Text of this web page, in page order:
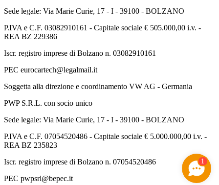
Sede legale: Via Marie Curie, 17 - I - 39100 - BOLZANO
P.IVA e C.F. 03082910161 - Capitale sociale € 505.000,00 i.v. -
REA BZ 229386
Iscr. registro imprese di Bolzano n. 03082910161
PEC eurocartech@legalmail.it
Soggetta alla direzione e coordinamento VW AG - Germania
PWP S.R.L. con socio unico
Sede legale: Via Marie Curie, 17 - I - 39100 - BOLZANO
P.IVA e C.F. 07054520486 - Capitale sociale € 5.000.000,00 i.v. -
REA BZ 235823
Iscr. registro imprese di Bolzano n. 07054520486
PEC pwpsrl@bepec.it
1